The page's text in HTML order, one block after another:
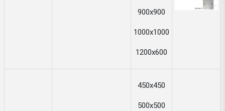
900x900
1000x1000
1200x600
450x450
500x500